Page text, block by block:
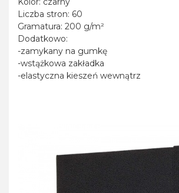
Liczba stron: 60
Gramatura: 200 g/m²
Dodatkowo:
-zamykany na gumkę
-wstążkowa zakładka
-elastyczna kieszeń wewnątrz